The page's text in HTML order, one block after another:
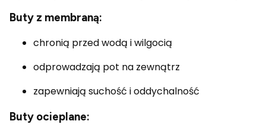
Buty z membraną:
chronią przed wodą i wilgocią
odprowadzają pot na zewnątrz
zapewniają suchość i oddychalność
Buty ocieplane: